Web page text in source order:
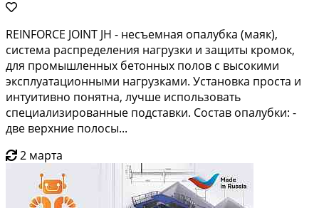
REINFORCE JOINT JH - несъемная опалубка (маяк),
система распределения нагрузки и защиты кромок,
для промышленных бетонных полов с высокими
эксплуатационными нагрузками. Установка проста и
интуитивно понятна, лучше использовать
специализированные подставки. Состав опалубки: -
две верхние полосы...
2 марта